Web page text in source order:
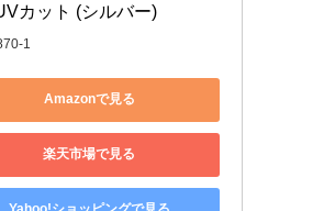
カット (シルバー)
1
Amazonで見る
楽天市場で見る